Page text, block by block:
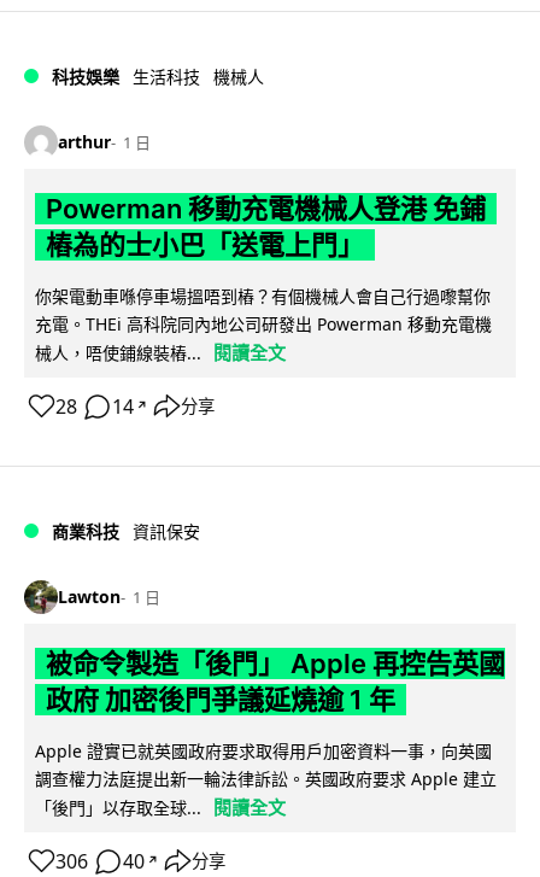
科技娛樂 生活科技 機械人
arthur 1 日
Powerman 移動充電機械人登港 免鋪
樁為的士小巴「送電上門」
你架電動車喺停車場搵唔到樁？有個機械人會自己行過嚟幫你
充電。THEi 高科院同內地公司研發出 Powerman 移動充電機
械人，唔使鋪線裝樁...
閱讀全文
28 14 ↗ 分享
商業科技 資訊保安
Lawton 1 日
被命令製造「後門」 Apple 再控告英國
政府 加密後門爭議延燒逾 1 年
Apple 證實已就英國政府要求取得用戶加密資料一事，向英國
調查權力法庭提出新一輪法律訴訟。英國政府要求 Apple 建立
「後門」以存取全球...
閱讀全文
306 40 ↗ 分享